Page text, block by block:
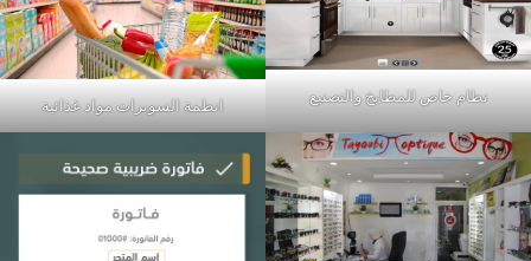
نظام خاص للمطابخ والتصنيع
انظمة السوبرات مواد غذائية